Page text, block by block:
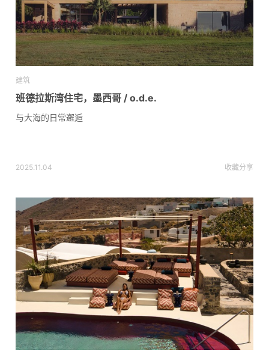
建筑
班德拉斯湾住宅，墨西哥 / o.d.e.
与大海的日常邂逅
2025.11.04 收藏分享